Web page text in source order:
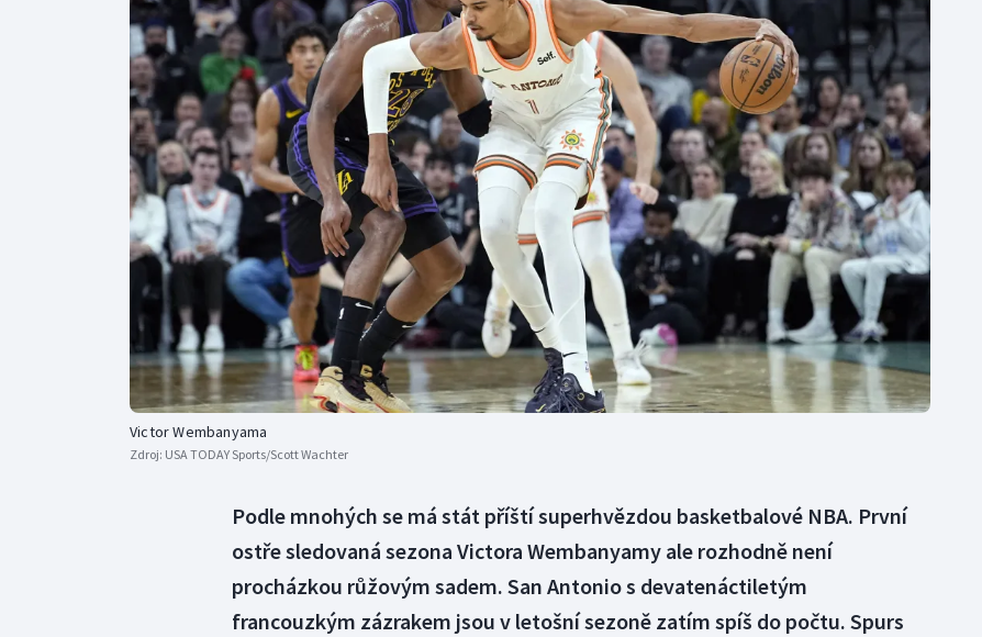
Curling
Dostihy
Florbal
Futsal
Golf
Gymnastika
Moderní pětiboj
Motorsport
Olympijské hry
Parasport
Plavání
Plážový volejbal
Triatlon
Veslování
Vodní slalom
Volejbal
Ostatní
Victor Wembanyama
Zdroj: USA TODAY Sports/Scott Wachter
Podle mnohých se má stát příští superhvězdou basketbalové NBA. První
ostře sledovaná sezona Victora Wembanyamy ale rozhodně není
procházkou růžovým sadem. San Antonio s devatenáctiletým
francouzkým zázrakem jsou v letošní sezoně zatím spíš do počtu. Spurs